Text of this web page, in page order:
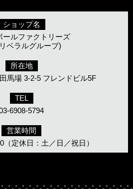
ショップ名
ールファクトリーズ
ベラルグループ)
所在地
馬場 3-2-5 フレンドビル5F
TEL
6908-5794
営業時間
（定休日：土／日／祝日）